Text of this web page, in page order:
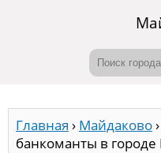
Главная › Майдаково›
банкоманты в